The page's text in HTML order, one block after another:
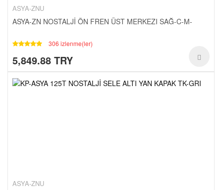
ASYA-ZNU
ASYA-ZN NOSTALJİ ÖN FREN ÜST MERKEZI SAĞ-C-M-
306 izlenme(ler)
5,849.88 TRY
ASYA-ZNU